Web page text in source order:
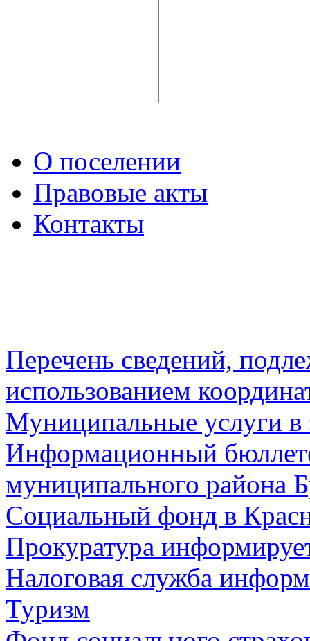
О поселении
Правовые акты
Контакты
Перечень сведений,
использованием
Муниципальные услуги в
Информационный
муниципального района
Социальный фонд в
Прокуратура
Налоговая служба
Туризм